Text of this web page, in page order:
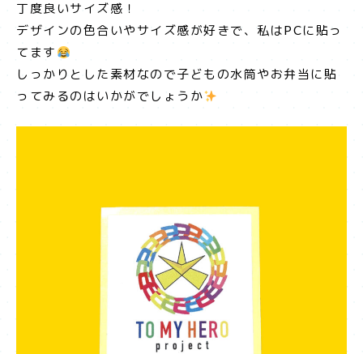
丁度良いサイズ感！
デザインの色合いやサイズ感が好きで、私はPCに貼っ
てます
しっかりとした素材なので子どもの水筒やお弁当に貼
ってみるのはいかがでしょうか